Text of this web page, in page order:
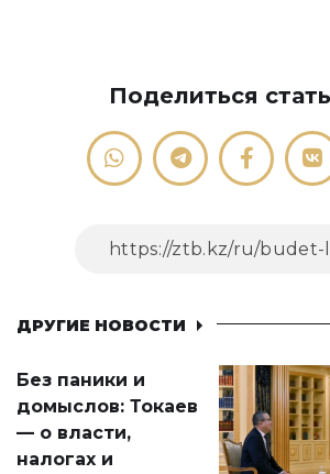
Поделиться
ДРУГИЕ НОВОСТИ
Без паники и
домыслов: Токаев
— о власти,
налогах и